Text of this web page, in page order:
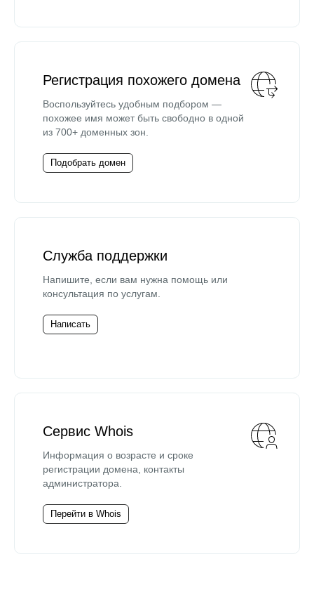
Регистрация похожего домена
Воспользуйтесь удобным подбором —
похожее имя может быть свободно в одной
из 700+ доменных зон.
Подобрать домен
Служба поддержки
Напишите, если вам нужна помощь или
консультация по услугам.
Написать
Сервис Whois
Информация о возрасте и сроке
регистрации домена, контакты
администратора.
Перейти в Whois